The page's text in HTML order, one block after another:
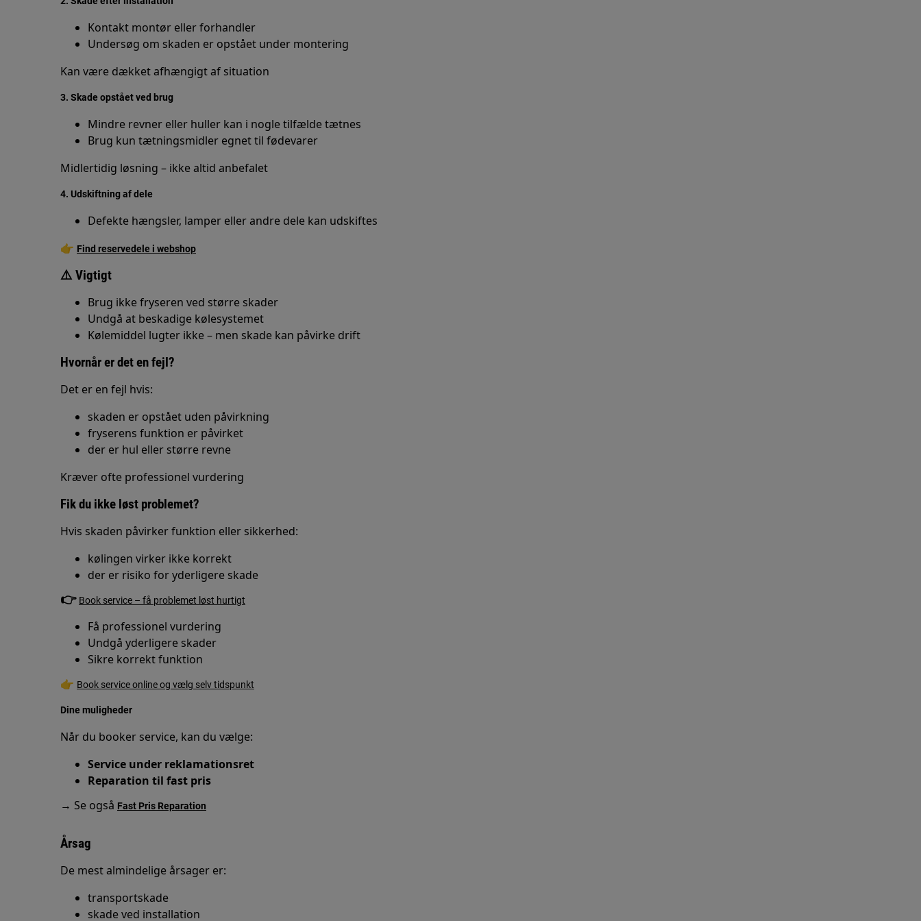
Kontakt montør eller forhandler
Undersøg om skaden er opstået under montering
Kan være dækket afhængigt af situation
3. Skade opstået ved brug
Mindre revner eller huller kan i nogle tilfælde tætnes
Brug kun tætningsmidler egnet til fødevarer
Midlertidig løsning – ikke altid anbefalet
4. Udskiftning af dele
Defekte hængsler, lamper eller andre dele kan udskiftes
👉 Find reservedele i webshop
⚠️ Vigtigt
Brug ikke fryseren ved større skader
Undgå at beskadige kølesystemet
Kølemiddel lugter ikke – men skade kan påvirke drift
Hvornår er det en fejl?
Det er en fejl hvis:
skaden er opstået uden påvirkning
fryserens funktion er påvirket
der er hul eller større revne
Kræver ofte professionel vurdering
Fik du ikke løst problemet?
Hvis skaden påvirker funktion eller sikkerhed:
kølingen virker ikke korrekt
der er risiko for yderligere skade
👉 Book service – få problemet løst hurtigt
Få professionel vurdering
Undgå yderligere skader
Sikre korrekt funktion
👉 Book service online og vælg selv tidspunkt
Dine muligheder
Når du booker service, kan du vælge:
Service under reklamationsret
Reparation til fast pris
→ Se også Fast Pris Reparation
Årsag
De mest almindelige årsager er:
transportskade
skade ved installation